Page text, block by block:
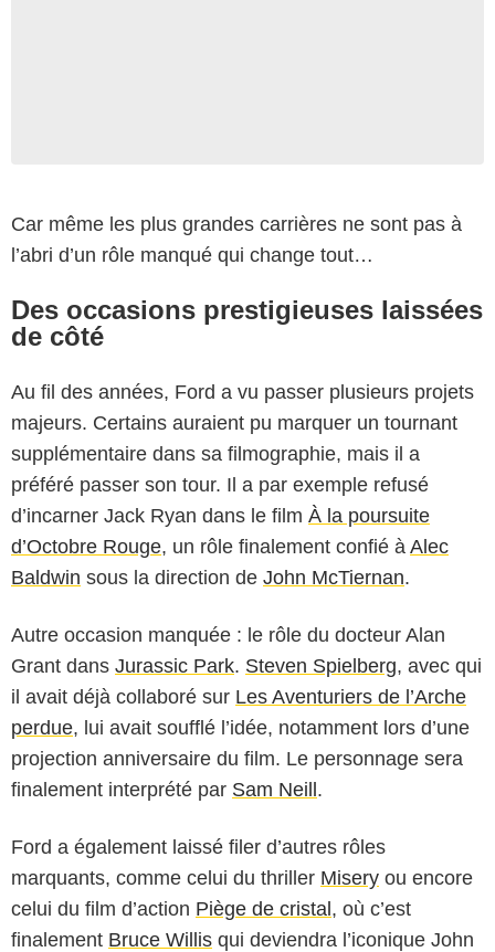
Car même les plus grandes carrières ne sont pas à
l’abri d’un rôle manqué qui change tout…
Des occasions prestigieuses laissées
de côté
Au fil des années, Ford a vu passer plusieurs projets
majeurs. Certains auraient pu marquer un tournant
supplémentaire dans sa filmographie, mais il a
préféré passer son tour. Il a par exemple refusé
d’incarner Jack Ryan dans le film À la poursuite
d’Octobre Rouge, un rôle finalement confié à Alec
Baldwin sous la direction de John McTiernan.
Autre occasion manquée : le rôle du docteur Alan
Grant dans Jurassic Park. Steven Spielberg, avec qui
il avait déjà collaboré sur Les Aventuriers de l’Arche
perdue, lui avait soufflé l’idée, notamment lors d’une
projection anniversaire du film. Le personnage sera
finalement interprété par Sam Neill.
Ford a également laissé filer d’autres rôles
marquants, comme celui du thriller Misery ou encore
celui du film d’action Piège de cristal, où c’est
finalement Bruce Willis qui deviendra l’iconique John